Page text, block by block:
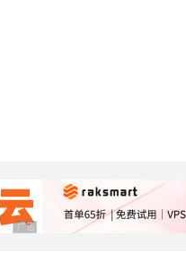
广告 商业广告，理性选择